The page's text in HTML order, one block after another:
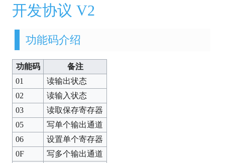
开发协议 V2
功能码介绍
功能码
备注
01
读输出状态
02
读输入状态
03
读取保存寄存器
05
写单个输出通道
06
设置单个寄存器
0F
写多个输出通道